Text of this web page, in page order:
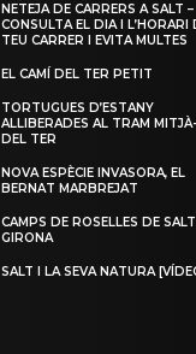
NETEJA DE CARRERS A SALT –
CONSULTA EL DIA I L’HORARI
TEU CARRER I EVITA MULTES
EL CAMÍ DEL TER PETIT
TORTUGUES D’ESTANY
ALLIBERADES AL TRAM
DEL TER
NOVA ESPÈCIE INVASORA, EL
BERNAT MARBREJAT
CAMPS DE ROSELLES DE
GIRONA
SALT I LA SEVA NATURA